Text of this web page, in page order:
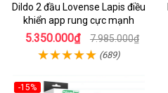
Dildo 2 đầu Lovense Lapis điều
khiển app rung cực mạnh
5.350.000₫ 7.985.000₫
(689)
-15%